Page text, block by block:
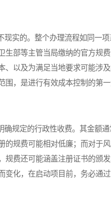
实的。整个办理流程如同一项
生部等主管当局缴纳的官方规
以及为满足当地要求可能涉
，是进行有效成本控制的第一
规定的行政性收费。其金额通
规费可能相对低廉；而对于
费还可能涵盖注册证书的颁
变化，在启动项目前，务必通